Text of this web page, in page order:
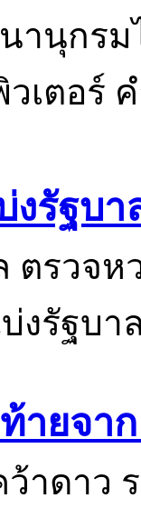
นุกรม
เตอร์
งรัฐบา
ตรวจ
งรัฐบา
ยจาก
ว้าดาว